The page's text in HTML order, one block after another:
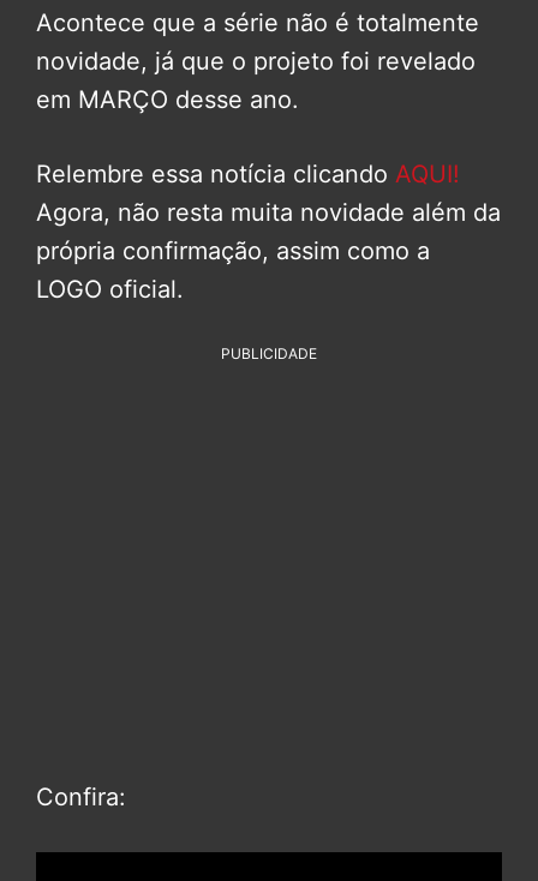
Acontece que a série não é totalmente
novidade, já que o projeto foi revelado
em MARÇO desse ano.
Relembre essa notícia clicando AQUI!
Agora, não resta muita novidade além da
própria confirmação, assim como a
LOGO oficial.
PUBLICIDADE
Confira: